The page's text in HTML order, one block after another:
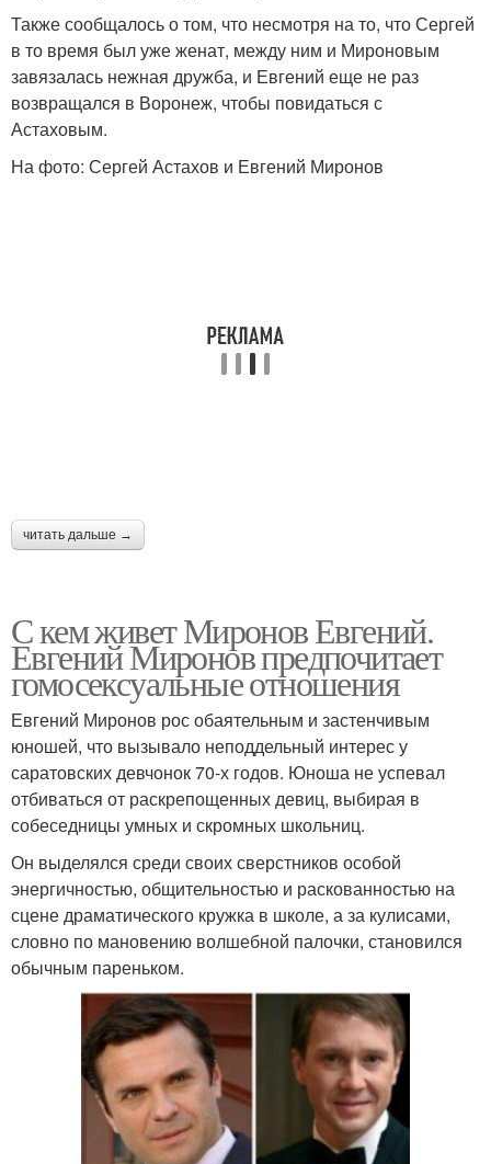
Также сообщалось о том, что несмотря на то, что Сергей
в то время был уже женат, между ним и Мироновым
завязалась нежная дружба, и Евгений еще не раз
возвращался в Воронеж, чтобы повидаться с
Астаховым.
На фото: Сергей Астахов и Евгений Миронов
читать дальше →
С кем живет Миронов Евгений.
Евгений Миронов предпочитает
гомосексуальные отношения
Евгений Миронов рос обаятельным и застенчивым
юношей, что вызывало неподдельный интерес у
саратовских девчонок 70-х годов. Юноша не успевал
отбиваться от раскрепощенных девиц, выбирая в
собеседницы умных и скромных школьниц.
Он выделялся среди своих сверстников особой
энергичностью, общительностью и раскованностью на
сцене драматического кружка в школе, а за кулисами,
словно по мановению волшебной палочки, становился
обычным пареньком.